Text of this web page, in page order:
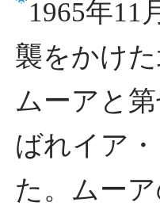
1965年11
襲をかけ
ムーアと
ばれイア
た。ムー